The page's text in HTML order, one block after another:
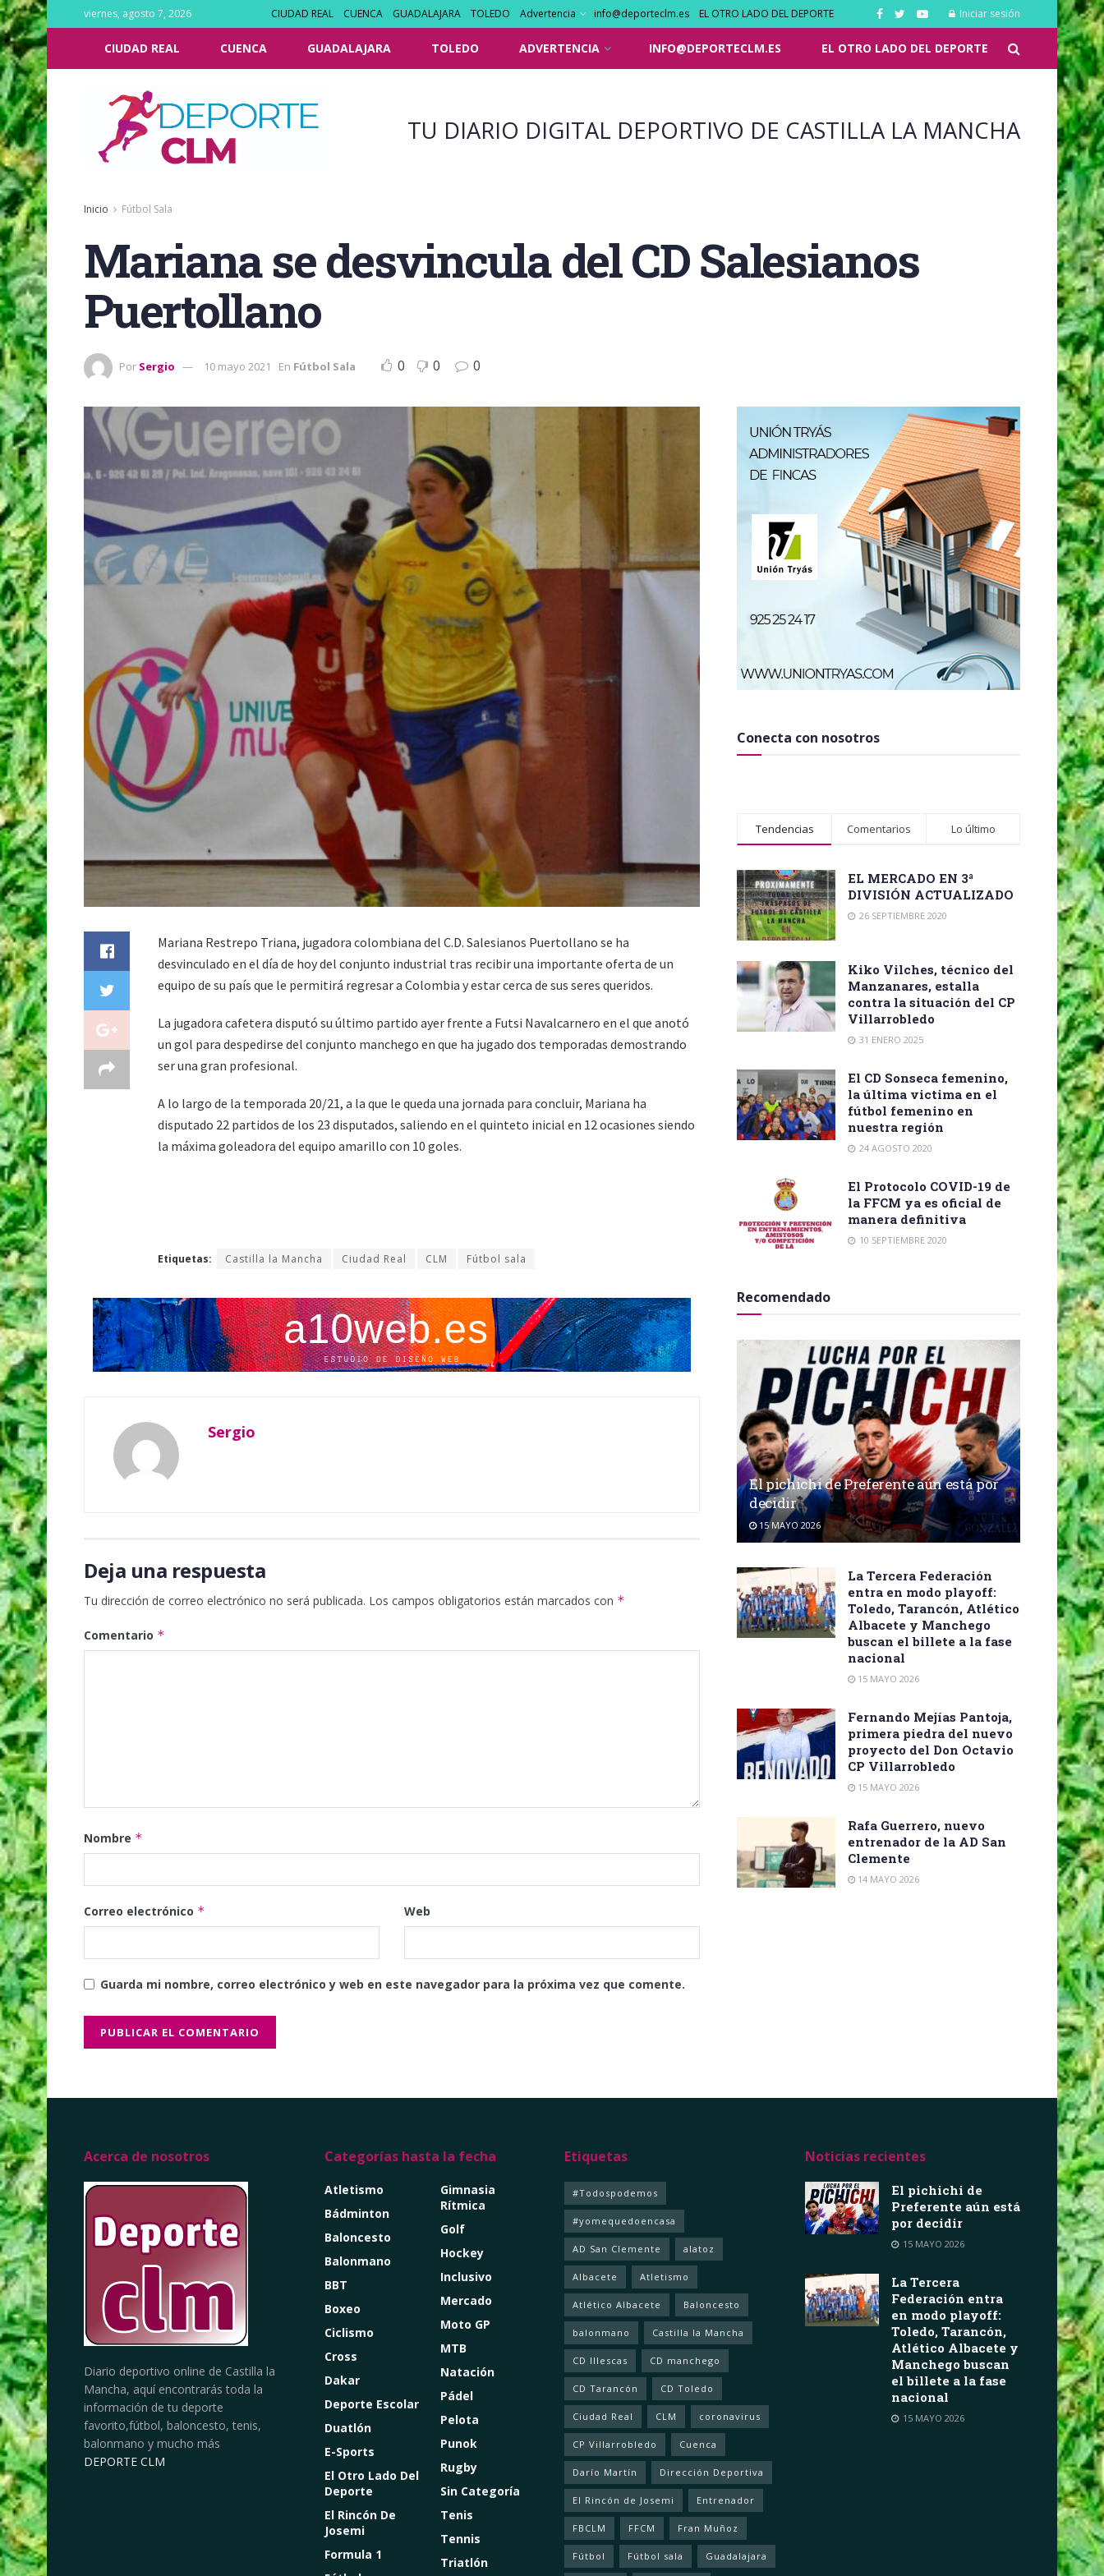
viernes, agosto 7, 2026 CIUDAD REAL CUENCA GUADALAJARA TOLEDO Advertencia info@deporteclm.es EL OTRO LADO DEL DEPORTE Iniciar sesión
CIUDAD REAL CUENCA GUADALAJARA TOLEDO ADVERTENCIA INFO@DEPORTECLM.ES EL OTRO LADO DEL DEPORTE
TU DIARIO DIGITAL DEPORTIVO DE CASTILLA LA MANCHA
Inicio Fútbol Sala
Mariana se desvincula del CD Salesianos
Puertollano
Por Sergio 10 mayo 2021 En Fútbol Sala 0 0 0
Mariana Restrepo Triana, jugadora colombiana del C.D. Salesianos Puertollano se ha
desvinculado en el día de hoy del conjunto industrial tras recibir una importante oferta de un
equipo de su país que le permitirá regresar a Colombia y estar cerca de sus seres queridos.
La jugadora cafetera disputó su último partido ayer frente a Futsi Navalcarnero en el que anotó
un gol para despedirse del conjunto manchego en que ha jugado dos temporadas demostrando
ser una gran profesional.
A lo largo de la temporada 20/21, a la que le queda una jornada para concluir, Mariana ha
disputado 22 partidos de los 23 disputados, saliendo en el quinteto inicial en 12 ocasiones siendo
la máxima goleadora del equipo amarillo con 10 goles.
Etiquetas: Castilla la Mancha Ciudad Real CLM Fútbol sala
Sergio
Deja una respuesta
Tu dirección de correo electrónico no será publicada. Los campos obligatorios están marcados con *
Comentario *
Nombre *
Correo electrónico * Web
Guarda mi nombre, correo electrónico y web en este navegador para la próxima vez que comente.
Conecta con nosotros
Tendencias Comentarios Lo último
EL MERCADO EN 3ª
DIVISIÓN ACTUALIZADO
26 SEPTIEMBRE 2020
Kiko Vilches, técnico del
Manzanares, estalla
contra la situación del CP
Villarrobledo
31 ENERO 2025
El CD Sonseca femenino,
la última victima en el
fútbol femenino en
nuestra región
24 AGOSTO 2020
El Protocolo COVID-19 de
la FFCM ya es oficial de
manera definitiva
10 SEPTIEMBRE 2020
Recomendado
El pichichi de Preferente aún está por
decidir
15 MAYO 2026
La Tercera Federación
entra en modo playoff:
Toledo, Tarancón, Atlético
Albacete y Manchego
buscan el billete a la fase
nacional
15 MAYO 2026
Fernando Mejías Pantoja,
primera piedra del nuevo
proyecto del Don Octavio
CP Villarrobledo
15 MAYO 2026
Rafa Guerrero, nuevo
entrenador de la AD San
Clemente
14 MAYO 2026
Acerca de nosotros
Diario deportivo online de Castilla la
Mancha, aquí encontrarás toda la
información de tu deporte
favorito,fútbol, baloncesto, tenis,
balonmano y mucho más
DEPORTE CLM
Categorías hasta la fecha
Atletismo
Bádminton
Baloncesto
Balonmano
BBT
Boxeo
Ciclismo
Cross
Dakar
Deporte Escolar
Duatlón
E-Sports
El Otro Lado Del
Deporte
El Rincón De
Josemi
Formula 1
Gimnasia
Rítmica
Golf
Hockey
Inclusivo
Mercado
Moto GP
MTB
Natación
Pádel
Pelota
Punok
Rugby
Sin Categoría
Tenis
Tennis
Triatlón
Etiquetas
#Todospodemos
#yomequedoencasa
AD San Clemente alatoz
Albacete Atletismo
Atlético Albacete Baloncesto
balonmano Castilla la Mancha
CD Illescas CD manchego
CD Tarancón CD Toledo
Ciudad Real CLM coronavirus
CP Villarrobledo Cuenca
Darío Martín Dirección Deportiva
El Rincón de Josemi Entrenador
FBCLM FFCM Fran Muñoz
Fútbol Fútbol sala Guadalajara
Noticias recientes
El pichichi de
Preferente aún está
por decidir
15 MAYO 2026
La Tercera
Federación entra
en modo playoff:
Toledo, Tarancón,
Atlético Albacete y
Manchego buscan
el billete a la fase
nacional
15 MAYO 2026